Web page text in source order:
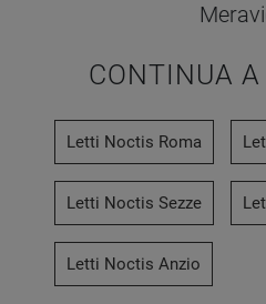
CONTINUA
Letti Noctis Roma
Letti Noctis Sezze
Letti Noctis Anzio